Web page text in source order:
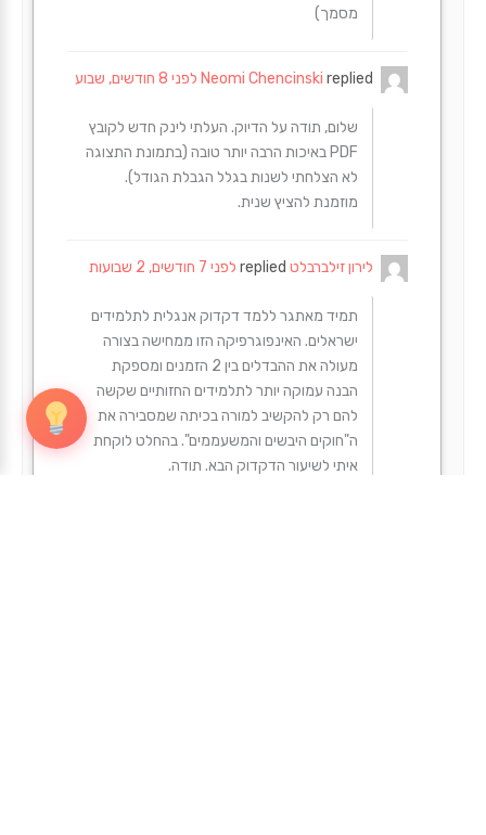
מסמך)
Neomi Chencinski replied לפני 8 חודשים, שבוע
שלום, תודה על הדיוק. העלתי לינק חדש לקובץ
PDF באיכות הרבה יותר טובה (בתמונת התצוגה
לא הצלחתי לשנות בגלל הגבלת הגודל).
מוזמנת להציץ שנית.
לירון זילברבלטreplied לפני 7 חודשים, 2 שבועות
תמיד מאתגר ללמד דקדוק אנגלית לתלמידים
ישראלים. האינפוגרפיקה הזו ממחישה בצורה
מעולה את ההבדלים בין 2 הזמנים ומספקת
הבנה עמוקה יותר לתלמידים החזותיים שקשה
להם רק להקשיב למורה בכיתה שמסבירה את
ה"חוקים היבשים והמשעממים". בהחלט לוקחת
איתי לשיעור הדקדוק הבא. תודה.